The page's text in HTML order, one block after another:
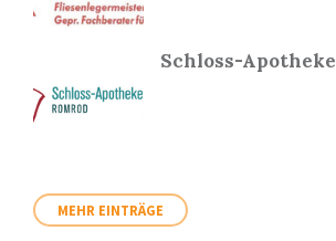
Schloss-Apotheke
MEHR EINTRÄGE